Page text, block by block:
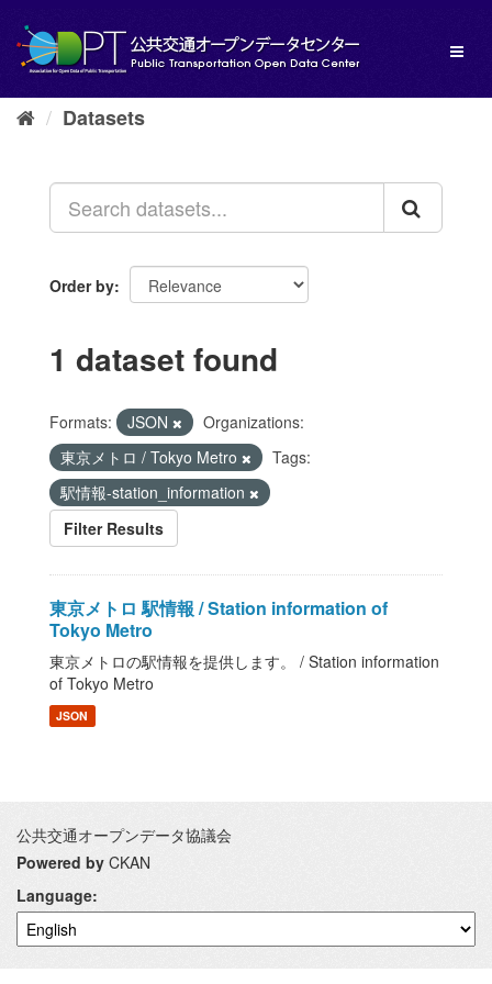
content
Datasets
Order by
1 dataset found
Formats: JSON
Organizations:
東京メトロ / Tokyo Metro
Tags:
駅情報-station_information
Filter Results
東京メトロ 駅情報 / Station information of
Tokyo Metro
東京メトロの駅情報を提供します。 / Station information
of Tokyo Metro
JSON
公共交通オープンデータ協議会
Powered by CKAN
Language